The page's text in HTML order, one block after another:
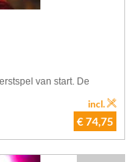
van start. De
€ 74,75
incl.